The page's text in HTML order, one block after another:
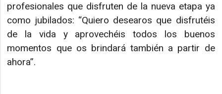
profesionales que disfruten de la nueva etapa ya
como jubilados: “Quiero desearos que disfrutéis
de la vida y aprovechéis todos los buenos
momentos que os brindará también a partir de
ahora”.